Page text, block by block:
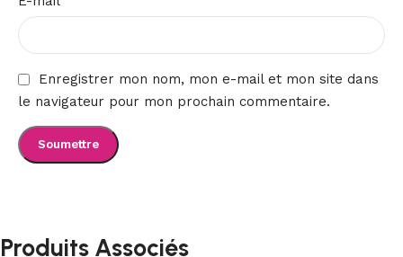
Enregistrer mon nom, mon e-mail et mon site dans
le navigateur pour mon prochain commentaire.
Produits Associés